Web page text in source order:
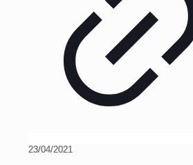
23/04/2021